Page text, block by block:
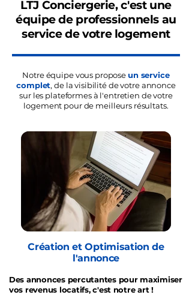
LTJ Conciergerie, c'est une
équipe de professionnels au
service de votre logement
Notre équipe vous proposeun service
complet, de la visibilité de votre annonce
sur les plateformes à l'entretien de votre
logement pour de meilleurs résultats.
Création et Optimisation de
l'annonce
Des annonces percutantes pour maximiser
vos revenus locatifs, c'est notre art !